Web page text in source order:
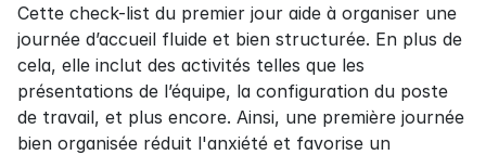
Cette check-list du premier jour aide à organiser une
journée d’accueil fluide et bien structurée. En plus de
cela, elle inclut des activités telles que les
présentations de l’équipe, la configuration du poste
de travail, et plus encore. Ainsi, une première journée
bien organisée réduit l'anxiété et favorise un